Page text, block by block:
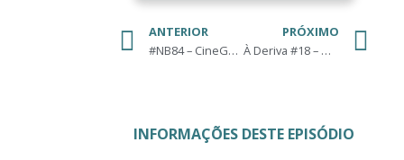
ANTERIOR
#NB84 – CineGalileia: Fé Demais Não Cheira Bem
PRÓXIMO
À Deriva #18 – Duas Preces
INFORMAÇÕES DESTE EPISÓDIO